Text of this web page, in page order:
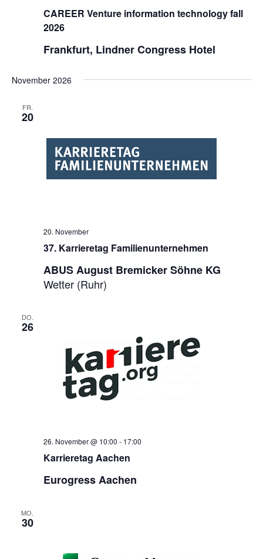
CAREER Venture information technology fall
2026
Frankfurt, Lindner Congress Hotel
November 2026
FR.
20
37. Karrieretag Familienunternehmen
20. November
ABUS August Bremicker Söhne KG
Wetter (Ruhr)
DO.
26
Karrieretag Aachen
26. November @ 10:00 - 17:00
Eurogress Aachen
MO.
30